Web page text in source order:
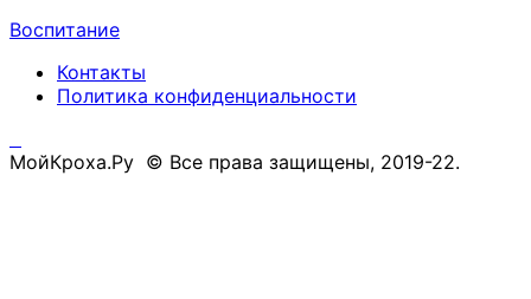
Воспитание
Контакты
Политика конфиденциальности
МойКроха.Ру © Все права защищены, 2019-22.